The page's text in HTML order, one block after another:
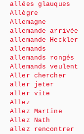
allées glauques
Allègre
Allemagne
allemande arrivée
allemande Heckler
allemands
allemands rongés
Allemands veulent
Aller chercher
aller jeter
aller vite
Allez
Allez Martine
Allez Nath
allez rencontrer